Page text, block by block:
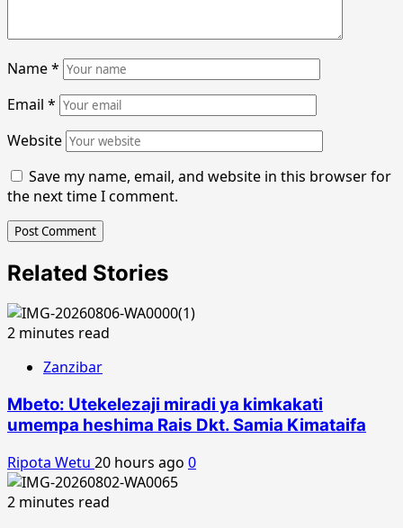
Name*
Email *
Website
Save my name, email, and website in this browser for
the next time I comment.
Related Stories
2 minutes read
Zanzibar
Mbeto: Utekelezaji miradi ya kimkakati
umempa heshima Rais Dkt. Samia Kimataifa
Ripota Wetu 20 hours ago 0
2 minutes read